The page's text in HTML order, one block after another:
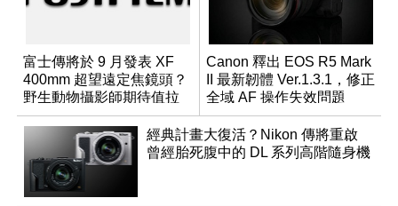
富士傳將於 9 月發表 XF
400mm 超望遠定焦鏡頭？
野生動物攝影師期待值拉
滿
Canon 釋出 EOS R5 Mark
II 最新韌體 Ver.1.3.1，修正
全域 AF 操作失效問題
經典計畫大復活？Nikon 傳將重啟
曾經胎死腹中的 DL 系列高階隨身機